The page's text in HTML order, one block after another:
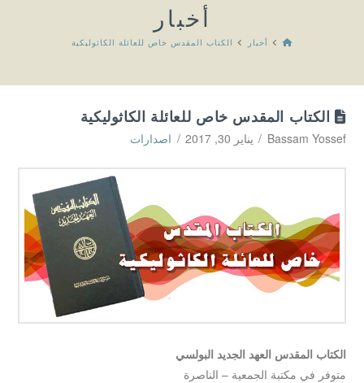
أخبار
HOMEأخبار الكتاب المقدس خاص للعائلة الكاثوليكية
الكتاب المقدس خاص للعائلة الكاثوليكية
Bassam Yossef يناير 30, 2017 اصدارات
الكتاب المقدس العهد الجديد البولسي
متوفر في مكتبة الجمعية – الناصرة